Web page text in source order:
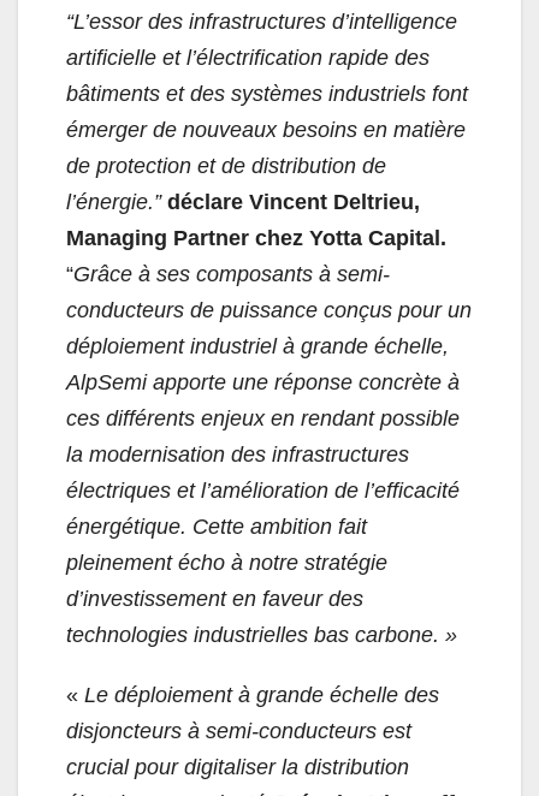
“L’essor des infrastructures d’intelligence
artificielle et l’électrification rapide des
bâtiments et des systèmes industriels font
émerger de nouveaux besoins en matière
de protection et de distribution de
l’énergie.” déclare Vincent Deltrieu,
Managing Partner chez Yotta Capital.
“Grâce à ses composants à semi-
conducteurs de puissance conçus pour un
déploiement industriel à grande échelle,
AlpSemi apporte une réponse concrète à
ces différents enjeux en rendant possible
la modernisation des infrastructures
électriques et l’amélioration de l’efficacité
énergétique. Cette ambition fait
pleinement écho à notre stratégie
d’investissement en faveur des
technologies industrielles bas carbone. »
« Le déploiement à grande échelle des
disjoncteurs à semi-conducteurs est
crucial pour digitaliser la distribution